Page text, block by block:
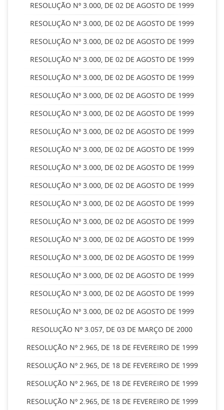
RESOLUÇÃO Nº 3.000, DE 02 DE AGOSTO DE 1999
RESOLUÇÃO Nº 3.000, DE 02 DE AGOSTO DE 1999
RESOLUÇÃO Nº 3.000, DE 02 DE AGOSTO DE 1999
RESOLUÇÃO Nº 3.000, DE 02 DE AGOSTO DE 1999
RESOLUÇÃO Nº 3.000, DE 02 DE AGOSTO DE 1999
RESOLUÇÃO Nº 3.000, DE 02 DE AGOSTO DE 1999
RESOLUÇÃO Nº 3.000, DE 02 DE AGOSTO DE 1999
RESOLUÇÃO Nº 3.000, DE 02 DE AGOSTO DE 1999
RESOLUÇÃO Nº 3.000, DE 02 DE AGOSTO DE 1999
RESOLUÇÃO Nº 3.000, DE 02 DE AGOSTO DE 1999
RESOLUÇÃO Nº 3.000, DE 02 DE AGOSTO DE 1999
RESOLUÇÃO Nº 3.000, DE 02 DE AGOSTO DE 1999
RESOLUÇÃO Nº 3.000, DE 02 DE AGOSTO DE 1999
RESOLUÇÃO Nº 3.000, DE 02 DE AGOSTO DE 1999
RESOLUÇÃO Nº 3.000, DE 02 DE AGOSTO DE 1999
RESOLUÇÃO Nº 3.000, DE 02 DE AGOSTO DE 1999
RESOLUÇÃO Nº 3.000, DE 02 DE AGOSTO DE 1999
RESOLUÇÃO Nº 3.000, DE 02 DE AGOSTO DE 1999
RESOLUÇÃO Nº 3.057, DE 03 DE MARÇO DE 2000
RESOLUÇÃO Nº 2.965, DE 18 DE FEVEREIRO DE 1999
RESOLUÇÃO Nº 2.965, DE 18 DE FEVEREIRO DE 1999
RESOLUÇÃO Nº 2.965, DE 18 DE FEVEREIRO DE 1999
RESOLUÇÃO Nº 2.965, DE 18 DE FEVEREIRO DE 1999